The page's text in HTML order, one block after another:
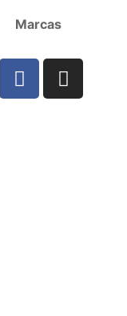
Marcas